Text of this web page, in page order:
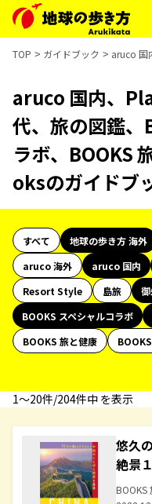
TOP ガイドブック aruco 国
aruco 国内、
代、旅の図鑑、
ラボ、BOOKS
oksのガイドブ
すべて 地球の歩き方 海外
aruco 海外
aruco 国内
Resort Style
島旅
BOOKS スペシャルコラボ
BOOKS 旅と健康
1〜20件/204件中 を表示
悠久
絶景
BOOKS